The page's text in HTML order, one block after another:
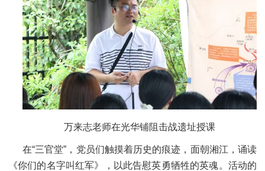
万来志老师在光华铺阻击战遗址授课
在“三官堂”，党员们触摸着历史的痕迹，面朝湘江，诵读
《你们的名字叫红军》，以此告慰英勇牺牲的英魂。活动的